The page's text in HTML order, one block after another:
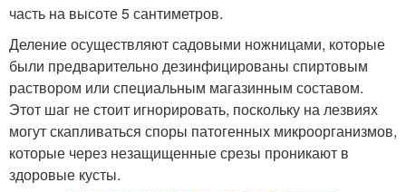
часть на высоте 5 сантиметров.
Деление осуществляют садовыми ножницами, которые
были предварительно дезинфицированы спиртовым
раствором или специальным магазинным составом.
Этот шаг не стоит игнорировать, поскольку на лезвиях
могут скапливаться споры патогенных микроорганизмов,
которые через незащищенные срезы проникают в
здоровые кусты.